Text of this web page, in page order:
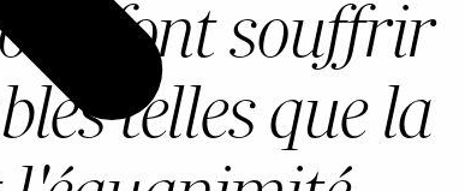
font souffrir
telles que la